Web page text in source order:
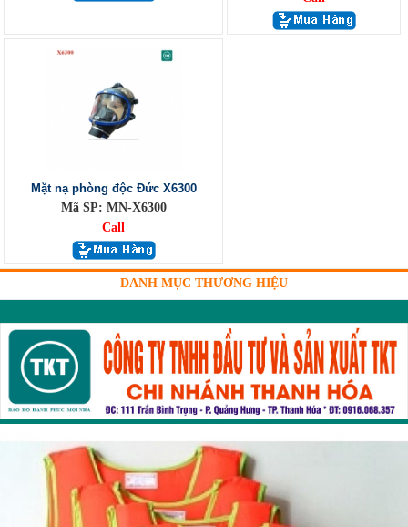
Mặt nạ phòng độc Đức X6300
Mã SP: MN-X6300
Call
DANH MỤC THƯƠNG HIỆU